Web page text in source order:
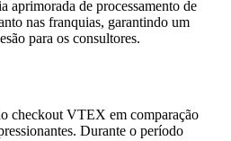
aprimorada de processamento de
nas franquias, garantindo um
para os consultores.
checkout VTEX em comparação
Durante o período